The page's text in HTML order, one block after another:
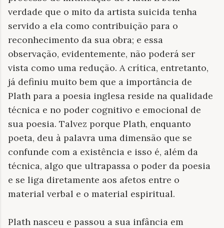
verdade que o mito da artista suicida tenha
servido a ela como contribuição para o
reconhecimento da sua obra; e essa
observação, evidentemente, não poderá ser
vista como uma redução. A crítica, entretanto,
já definiu muito bem que a importância de
Plath para a poesia inglesa reside na qualidade
técnica e no poder cognitivo e emocional de
sua poesia. Talvez porque Plath, enquanto
poeta, deu à palavra uma dimensão que se
confunde com a existência e isso é, além da
técnica, algo que ultrapassa o poder da poesia
e se liga diretamente aos afetos entre o
material verbal e o material espiritual.
Plath nasceu e passou a sua infância em